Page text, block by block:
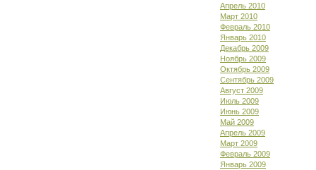
Апрель 2010
Март 2010
Февраль 2010
Январь 2010
Декабрь 2009
Ноябрь 2009
Октябрь 2009
Сентябрь 2009
Август 2009
Июль 2009
Июнь 2009
Май 2009
Апрель 2009
Март 2009
Февраль 2009
Январь 2009